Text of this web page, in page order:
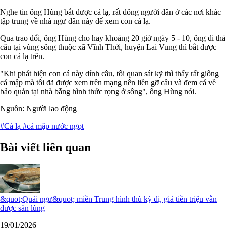
Nghe tin ông Hùng bắt được cá lạ, rất đông người dân ở các nơi khác
tập trung về nhà ngư dân này để xem con cá lạ.
Qua trao đổi, ông Hùng cho hay khoảng 20 giờ ngày 5 - 10, ông đi thả
câu tại vùng sông thuộc xã Vĩnh Thới, huyện Lai Vung thì bắt được
con cá lạ trên.
"Khi phát hiện con cá này dính câu, tôi quan sát kỹ thì thấy rất giống
cá mập mà tôi đã được xem trên mạng nên liền gỡ câu và đem cá về
bảo quản tại nhà bằng hình thức rọng ở sông", ông Hùng nói.
Nguồn: Người lao động
#Cá lạ #cá mập nước ngọt
Bài viết liên quan
&quot;Quái ngư&quot; miền Trung hình thù kỳ dị, giá tiền triệu vẫn
được săn lùng
19/01/2026